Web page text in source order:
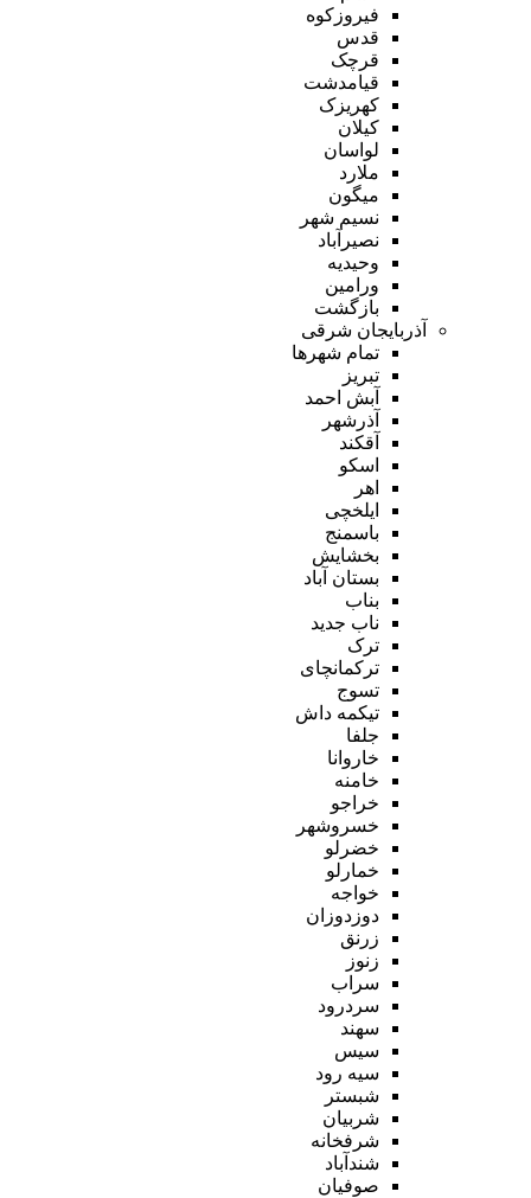
فیروزکوه
قدس
قرچک
قیامدشت
کهریزک
کیلان
لواسان
ملارد
میگون
نسیم شهر
نصیرآباد
وحیدیه
ورامین
بازگشت
آذربایجان شرقی
تمام شهر‌ها
تبریز
آبش احمد
آذرشهر
آقکند
اسکو
اهر
ایلخچی
باسمنج
بخشایش
بستان آباد
بناب
ناب جدید
ترک
ترکمانچای
تسوج
تیکمه داش
جلفا
خاروانا
خامنه
خراجو
خسروشهر
خضرلو
خمارلو
خواجه
دوزدوزان
زرنق
زنوز
سراب
سردرود
سهند
سیس
سیه رود
شبستر
شربیان
شرفخانه
شندآباد
صوفیان